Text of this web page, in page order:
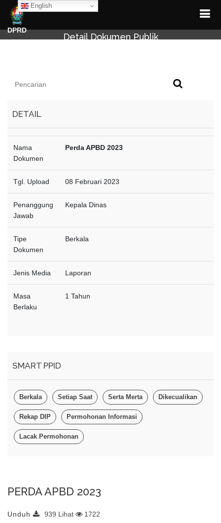
English
DPRD
Detail Dokumen Publik
DETAIL
Nama
Dokumen
Perda APBD 2023
Tgl. Upload 08 Februari 2023
Penanggung
Jawab
Kepala Dinas
Tipe
Dokumen
Berkala
Jenis Media Laporan
Masa
Berlaku
1 Tahun
SMART PPID
Berkala Setiap Saat Serta Merta Dikecualikan
Rekap DIP Permohonan Informasi
Lacak Permohonan
PERDA APBD 2023
Unduh 939 Lihat 1722